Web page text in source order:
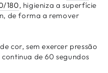
180, higieniza a superfície
de forma a remover
cor, sem exercer pressão
de 60 segundos